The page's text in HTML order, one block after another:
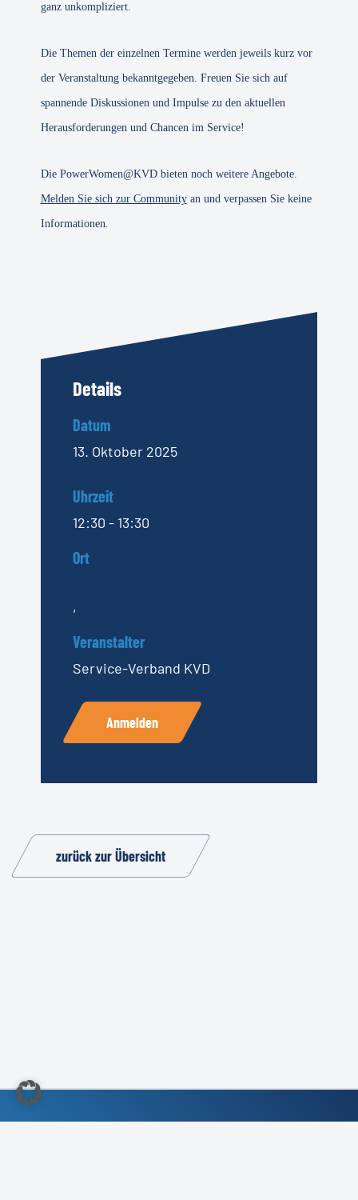
ganz unkompliziert.
Die Themen der einzelnen Termine werden jeweils kurz vor
der Veranstaltung bekanntgegeben. Freuen Sie sich auf
spannende Diskussionen und Impulse zu den aktuellen
Herausforderungen und Chancen im Service!
Die PowerWomen@KVD bieten noch weitere Angebote.
Melden Sie sich zur Communityan und verpassen Sie keine
Informationen.
Details
Datum
13. Oktober 2025
Uhrzeit
12:30 - 13:30
Ort
,
Veranstalter
Service-Verband KVD
Anmelden
zurück zur Übersicht
©2022 Kundendienst-Verband Deutschland e.V.